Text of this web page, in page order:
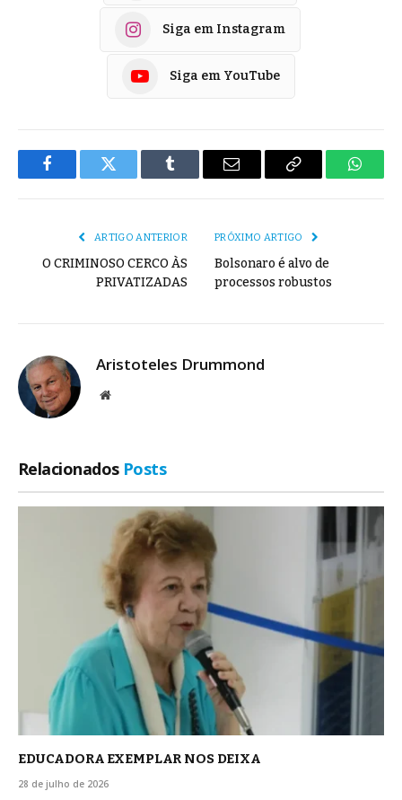
Siga em Instagram
Siga em YouTube
FacebookTwitter Tumblr
E-
Copiar
ARTIGO ANTERIOR
O CRIMINOSO CERCO ÀS
PRIVATIZADAS
PRÓXIMO ARTIGO
Bolsonaro é alvo de
processos robustos
Aristoteles Drummond
Site
Relacionados Posts
EDUCADORA EXEMPLAR NOS DEIXA
28 de julho de 2026